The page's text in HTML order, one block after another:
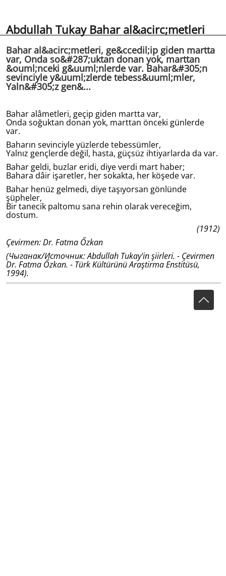
Abdullah Tukay Bahar al&acirc;metleri
Bahar al&acirc;metleri, ge&ccedil;ip giden martta
var, Onda so&#287;uktan donan yok, marttan
&ouml;nceki g&uuml;nlerde var. Bahar&#305;n
sevinciyle y&uuml;zlerde tebess&uuml;mler,
Yaln&#305;z gen&...
Bahar alâmetleri, geçip giden martta var,
Onda soğuktan donan yok, marttan önceki günlerde
var.
Baharın sevinciyle yüzlerde tebessümler,
Yalnız gençlerde değil, hasta, güçsüz ihtiyarlarda da var.
Bahar geldi, buzlar eridi, diye verdi mart haber;
Bahara dâir işaretler, her sokakta, her köşede var.
Bahar henüz gelmedi, diye taşıyorsan gönlünde
şüpheler,
Bir tanecik paltomu sana rehin olarak vereceğim,
dostum.
(1912)
Çevirmen: Dr. Fatma Őzkan
(Чыганак/Источник: Abdullah Tukay'in şiirleri. - Çevirmen
Dr. Fatma Őzkan. - Türk Kültürünü Araştirma Enstitüsü,
1994).